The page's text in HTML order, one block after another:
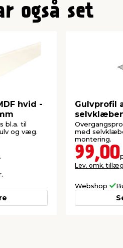
også set
hvid -
bl.a. til
og væg.
Gulvprofil
900 mm
med
montering.
99,00
Lev. omk.
Webshop